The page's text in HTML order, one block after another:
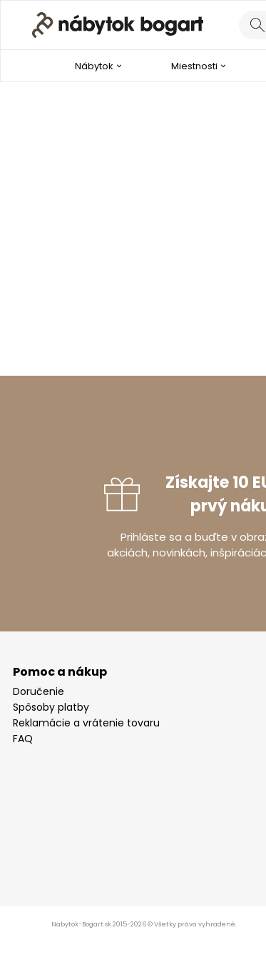
Nábytok Miestnosti
Získajte 10
prvý
Prihláste sa a buďte v
akciách, novinkách,
Pomoc a nákup
Doručenie
Spôsoby platby
Reklamácie a vrátenie tovaru
FAQ
Nabytok-Bogart.sk 2015-2026 © Všetky práva vyhradené.